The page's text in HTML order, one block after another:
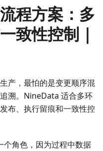
程方案：多
致性控制 |
产，最怕的是变更顺序混
溯。NineData 适合多环
布、执行留痕和一致性控
个角色，因为过程中数据